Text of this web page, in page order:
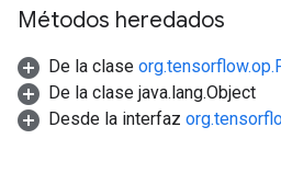
Métodos heredados
De la clase
De la clase java.lang.Object
Desde la interfaz